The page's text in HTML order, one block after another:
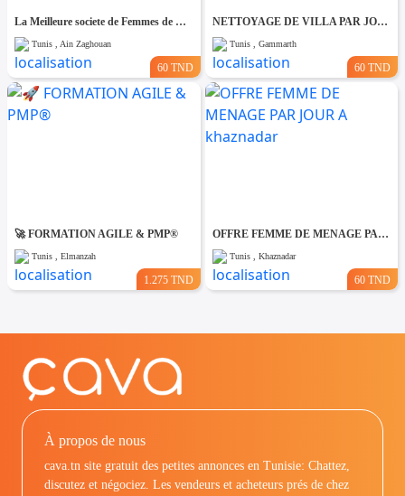
La Meilleure societe de Femmes de Ménage A Ain zaghouane
Tunis , Ain Zaghouan
60 TND
NETTOYAGE DE VILLA PAR JOUR A Gammarth
Tunis , Gammarth
60 TND
🚀 FORMATION AGILE & PMP®
Tunis , Elmanzah
1.275 TND
OFFRE FEMME DE MENAGE PAR JOUR A khaznadar
Tunis , Khaznadar
60 TND
À propos de nous
cava.tn site gratuit des petites annonces en Tunisie: Chattez,
discutez et négociez. Les vendeurs et acheteurs prés de chez